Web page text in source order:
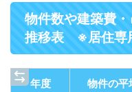
物件数や建築費・
推移表 ※居住専
年度
物件の平